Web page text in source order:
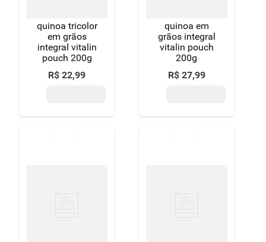
quinoa tricolor
em grãos
integral vitalin
pouch 200g
R$ 22,99
quinoa em
grãos integral
vitalin pouch
200g
R$ 27,99
chocolate